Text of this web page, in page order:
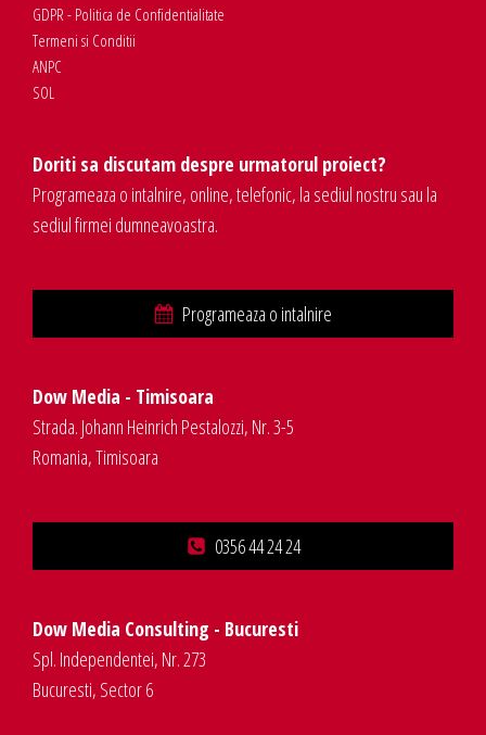
GDPR - Politica de Confidentialitate
Termeni si Conditii
ANPC
SOL
Doriti sa discutam despre urmatorul proiect?
Programeaza o intalnire, online, telefonic, la sediul nostru sau la
sediul firmei dumneavoastra.
Programeaza o intalnire
Dow Media - Timisoara
Strada. Johann Heinrich Pestalozzi, Nr. 3-5
Romania, Timisoara
0356 44 24 24
Dow Media Consulting - Bucuresti
Spl. Independentei, Nr. 273
Bucuresti, Sector 6